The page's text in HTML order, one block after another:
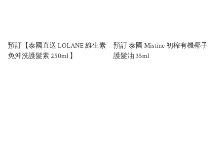
預訂【泰國直送 LOLANE 維生素
免沖洗護髮素 250ml 】
預訂 泰國 Mistine 初榨有機椰子
護髮油 35ml